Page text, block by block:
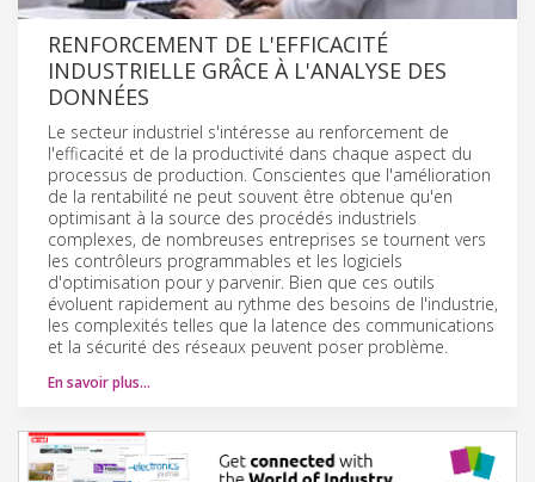
RENFORCEMENT DE L'EFFICACITÉ
INDUSTRIELLE GRÂCE À L'ANALYSE DES
DONNÉES
Le secteur industriel s'intéresse au renforcement de
l'efficacité et de la productivité dans chaque aspect du
processus de production. Conscientes que l'amélioration
de la rentabilité ne peut souvent être obtenue qu'en
optimisant à la source des procédés industriels
complexes, de nombreuses entreprises se tournent vers
les contrôleurs programmables et les logiciels
d'optimisation pour y parvenir. Bien que ces outils
évoluent rapidement au rythme des besoins de l'industrie,
les complexités telles que la latence des communications
et la sécurité des réseaux peuvent poser problème.
En savoir plus…